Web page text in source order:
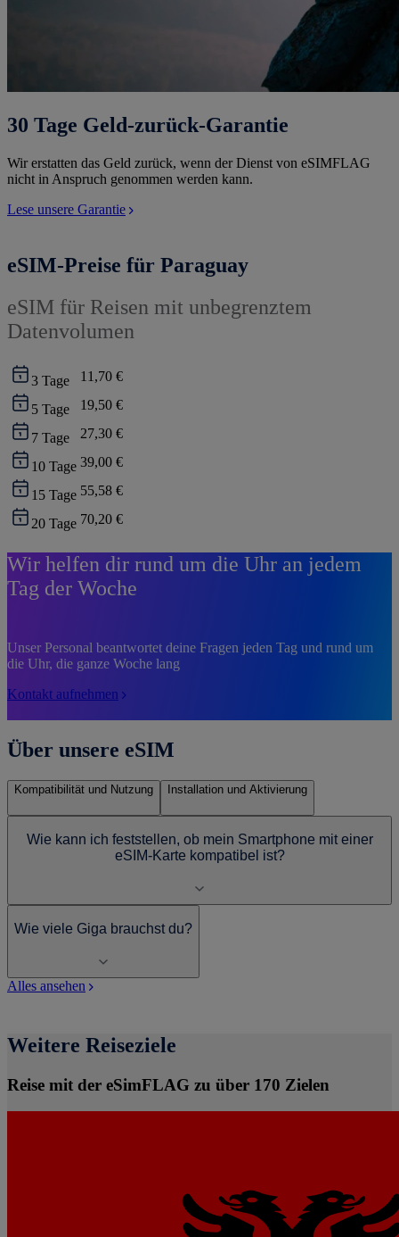
30 Tage Geld-zurück-Garantie
Wir erstatten das Geld zurück, wenn der Dienst von eSIMFLAG
nicht in Anspruch genommen werden kann.
Lese unsere Garantie
eSIM-Preise für Paraguay
eSIM für Reisen mit unbegrenztem
Datenvolumen
3 Tage 11,70 €
5 Tage 19,50 €
7 Tage 27,30 €
10 Tage 39,00 €
15 Tage 55,58 €
20 Tage 70,20 €
Wir helfen dir rund um die Uhr an jedem
Tag der Woche
Unser Personal beantwortet deine Fragen jeden Tag und rund um
die Uhr, die ganze Woche lang
Kontakt aufnehmen
Über unsere eSIM
Kompatibilität und Nutzung Installation und Aktivierung
Wie kann ich feststellen, ob mein Smartphone mit einer
eSIM-Karte kompatibel ist?
Wie viele Giga brauchst du?
Alles ansehen
Weitere Reiseziele
Reise mit der eSimFLAG zu über 170 Zielen